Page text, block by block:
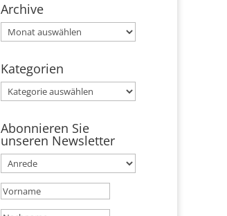
Archive
Archive
Kategorien
Kategorien
Abonnieren Sie
unseren Newsletter